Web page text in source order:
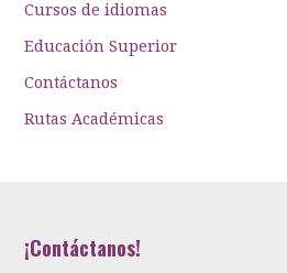
Cursos de idiomas
Educación Superior
Contáctanos
Rutas Académicas
¡Contáctanos!